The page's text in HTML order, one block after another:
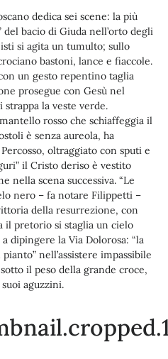
dedica sei scene: la più
bacio di Giuda nell’orto degli
si agita un tumulto; sullo
bastoni, lance e fiaccole.
un gesto repentino taglia
prosegue con Gesù nel
strappa la veste verde.
rosso che schiaffeggia il
è senza aureola, ha
oltraggiato con sputi e
il Cristo deriso è vestito
nella scena successiva. “Le
nero – fa notare Filippetti –
della resurrezione, con
il pretorio si staglia un cielo
dipingere la Via Dolorosa: “la
nell’assistere impassibile
il peso della grande croce,
aguzzini.